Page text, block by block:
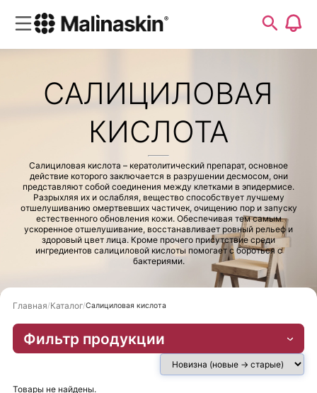
САЛИЦИЛОВАЯ
КИСЛОТА
Салициловая кислота – кератолитический препарат, основное
действие которого заключается в разрушении десмосом, они
представляют собой соединения между клетками в эпидермисе.
Разрыхляя их и ослабляя, вещество способствует лучшему
отшелушиванию омертвевших частичек, очищению пор и запуску
естественного обновления кожи. Обеспечивая тем самым
ускоренное отшелушивание, восстанавливает ровный рельеф и
здоровый цвет лица. Кроме прочего присутствие среди
ингредиентов салициловой кислоты помогает с бороться с
бактериями.
Главная Каталог Салициловая кислота
Фильтр продукции
Товары не найдены.